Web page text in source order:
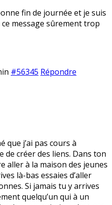
fin de journée et je suis
message sûrement trop
#56345 Répondre
que j’ai pas cours à
de créer des liens. Dans ton
aller à la maison des jeunes
là-bas essaies d’aller
Si jamais tu y arrives
quelqu’un qui à un